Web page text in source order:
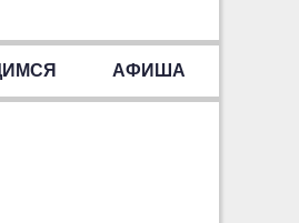
АФИША